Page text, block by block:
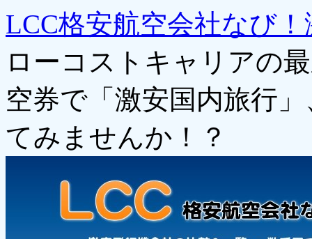
LCC格安航空会社なび
ローコストキャリアの
空券で「激安国内旅行
てみませんか！？